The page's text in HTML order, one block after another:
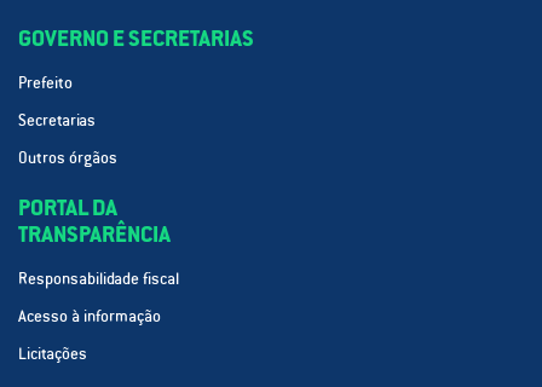
GOVERNO E SECRETARIAS
Prefeito
Secretarias
Outros órgãos
PORTAL DA
TRANSPARÊNCIA
Responsabilidade fiscal
Acesso à informação
Licitações